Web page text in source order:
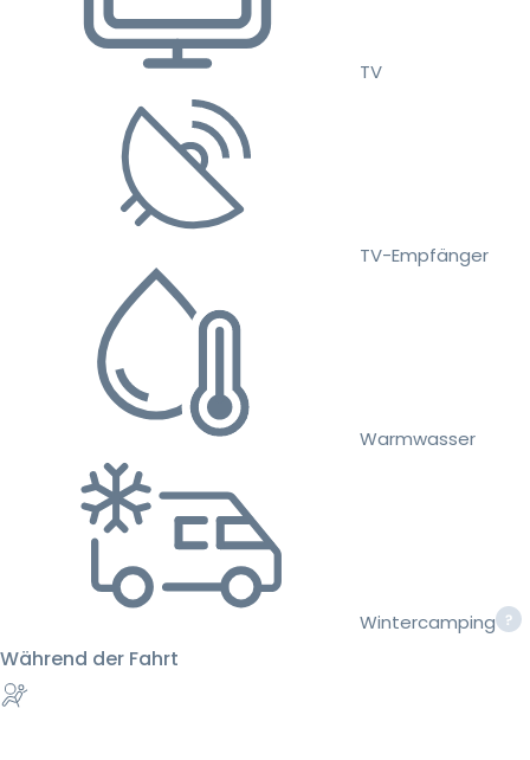
TV
TV-Empfänger
Warmwasser
Wintercamping
Während der Fahrt